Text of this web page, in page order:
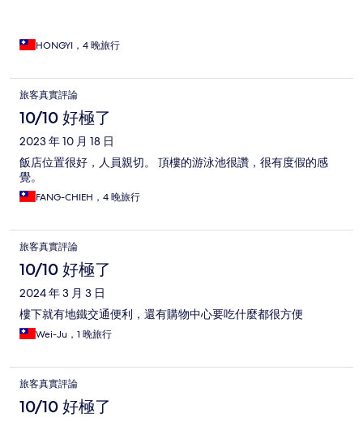
HONGYI，4 晚旅行
旅客真實評論
10/10 好極了
2023 年 10 月 18 日
飯店位置很好，人員親切。 頂樓的游泳池很讚，很有度假的感
覺。
FANG-CHIEH，4 晚旅行
旅客真實評論
10/10 好極了
2024 年 3 月 3 日
樓下就有地鐵交通便利，還有購物中心要吃什麼都很方便
Wei-Ju，1 晚旅行
旅客真實評論
10/10 好極了